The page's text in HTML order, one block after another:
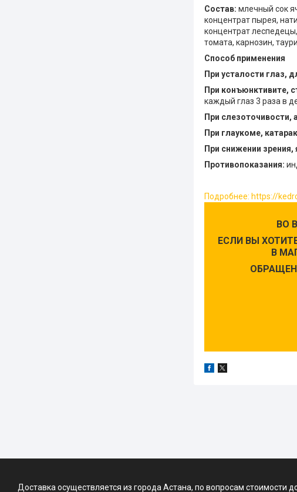
Состав: млечный сок
концентрат пырея,
концентрат
томата, карнозин,
Способ применения
При усталости глаз,
При конъюнктивите,
каждый глаз 3 раза в
При слезоточивости,
При глаукоме,
При снижении зрения,
Противопоказания:
Подробнее: https://
ВО
ЕСЛИ ВЫ
В
Доставка осуществляется из города Астана, по вопросам стоимости